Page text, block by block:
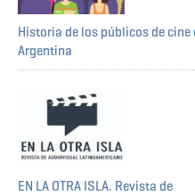
Historia de los públicos de cine
Argentina
EN LA OTRA ISLA. Revista de